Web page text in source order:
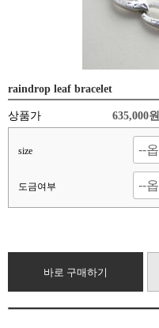
raindrop leaf bracelet
상품가 635,000원
size
도금여부
바로 구매하기